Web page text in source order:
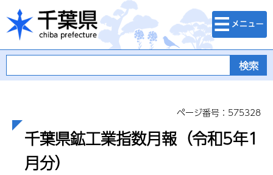
千葉県
検索・メニュ
ー
ページ番号：575328
千葉県鉱工業指数月報（令和5年1
月分）